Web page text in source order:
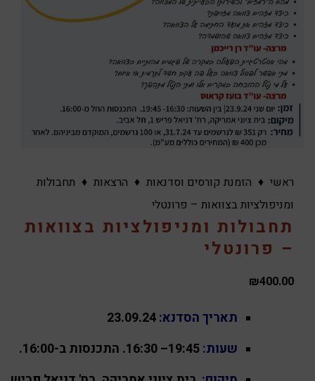
ראשי ♦ הזמנת קורסים וסדנאות ♦ הרצאות ♦ תחבולות
ומניפולציות בצוואות – פרונטלי
תחבולות ומניפולציות בצוואות
– פרונטלי
₪400.00
תאריך הסדנא:23.09.24
שעות:19:45– 16:30
. התכנסות ב-16:00.